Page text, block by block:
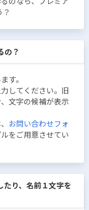
の？
す。
してください。旧
文字の候補が表示
お問い合わせフォ
をご用意させてい
たり、名前１文字を